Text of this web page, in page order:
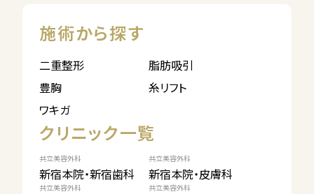
施術から探す
二重整形
脂肪吸引
豊胸
糸リフト
ワキガ
クリニック一覧
共立美容外科
新宿本院・新宿歯科
共立美容外科
新宿本院・皮膚科
共立美容外科 共立美容外科